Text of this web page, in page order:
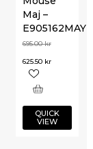
Maj –
E905162MAYL
695.00kr
625.50 kr
QUICK
VIEW